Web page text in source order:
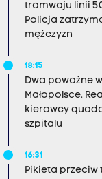
tramwaju linii
Policja
mężczyzn
18:15
Dwa poważne
Małopolsce.
kierowcy
szpitalu
16:31
Pikieta